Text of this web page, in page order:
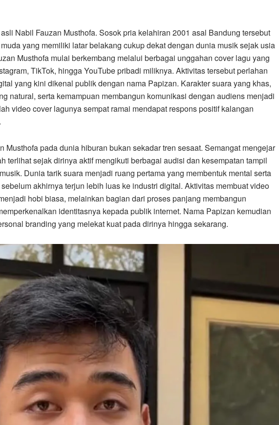
Nabil Fauzan Musthofa. Sosok pria kelahiran 2001 asal Bandung tersebut
yang memiliki latar belakang cukup dekat dengan dunia musik sejak usia
Musthofa mulai berkembang melalui berbagai unggahan cover lagu yang
TikTok, hingga YouTube pribadi miliknya. Aktivitas tersebut perlahan
yang kini dikenal publik dengan nama Papizan. Karakter suara yang khas,
natural, serta kemampuan membangun komunikasi dengan audiens menjadi
video cover lagunya sempat ramai mendapat respons positif kalangan
Musthofa pada dunia hiburan bukan sekadar tren sesaat. Semangat mengejar
terlihat sejak dirinya aktif mengikuti berbagai audisi dan kesempatan tampil
Dunia tarik suara menjadi ruang pertama yang membentuk mental serta
akhirnya terjun lebih luas ke industri digital. Aktivitas membuat video
hobi biasa, melainkan bagian dari proses panjang membangun
identitasnya kepada publik internet. Nama Papizan kemudian
branding yang melekat kuat pada dirinya hingga sekarang.